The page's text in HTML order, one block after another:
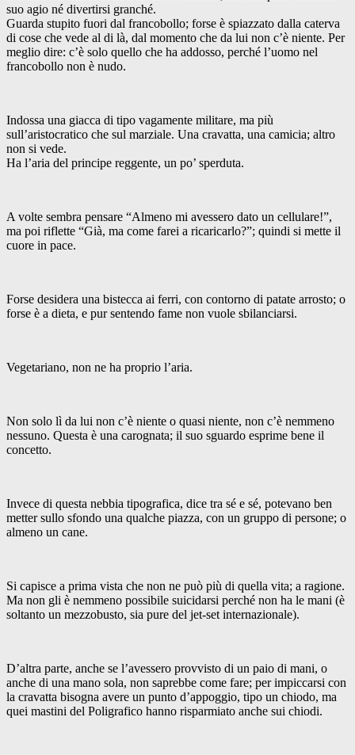
suo agio né divertirsi granché.
Guarda stupito fuori dal francobollo; forse è spiazzato dalla caterva
di cose che vede al di là, dal momento che da lui non c’è niente. Per
meglio dire: c’è solo quello che ha addosso, perché l’uomo nel
francobollo non è nudo.
Indossa una giacca di tipo vagamente militare, ma più
sull’aristocratico che sul marziale. Una cravatta, una camicia; altro
non si vede.
Ha l’aria del principe reggente, un po’ sperduta.
A volte sembra pensare “Almeno mi avessero dato un cellulare!”,
ma poi riflette “Già, ma come farei a ricaricarlo?”; quindi si mette il
cuore in pace.
Forse desidera una bistecca ai ferri, con contorno di patate arrosto; o
forse è a dieta, e pur sentendo fame non vuole sbilanciarsi.
Vegetariano, non ne ha proprio l’aria.
Non solo lì da lui non c’è niente o quasi niente, non c’è nemmeno
nessuno. Questa è una carognata; il suo sguardo esprime bene il
concetto.
Invece di questa nebbia tipografica, dice tra sé e sé, potevano ben
metter sullo sfondo una qualche piazza, con un gruppo di persone; o
almeno un cane.
Si capisce a prima vista che non ne può più di quella vita; a ragione.
Ma non gli è nemmeno possibile suicidarsi perché non ha le mani (è
soltanto un mezzobusto, sia pure del jet-set internazionale).
D’altra parte, anche se l’avessero provvisto di un paio di mani, o
anche di una mano sola, non saprebbe come fare; per impiccarsi con
la cravatta bisogna avere un punto d’appoggio, tipo un chiodo, ma
quei mastini del Poligrafico hanno risparmiato anche sui chiodi.